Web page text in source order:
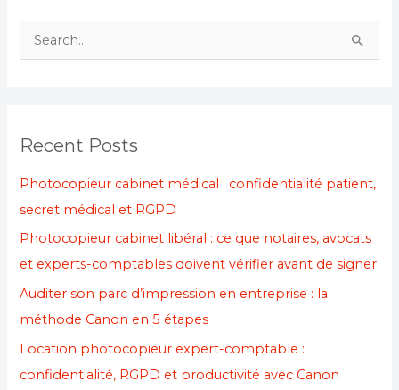
c
Recent Posts
Photocopieur cabinet médical : confidentialité patient,
secret médical et RGPD
Photocopieur cabinet libéral : ce que notaires, avocats
et experts-comptables doivent vérifier avant de signer
Auditer son parc d’impression en entreprise : la
méthode Canon en 5 étapes
Location photocopieur expert-comptable :
confidentialité, RGPD et productivité avec Canon